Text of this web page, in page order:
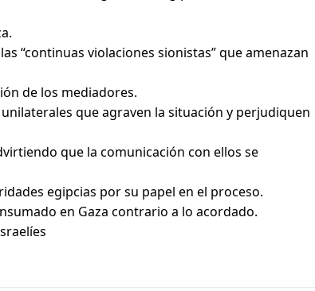
“continuas violaciones sionistas” que amenazan
de los mediadores.
que agraven la situación y perjudiquen
que la comunicación con ellos se
egipcias por su papel en el proceso.
en Gaza contrario a lo acordado.